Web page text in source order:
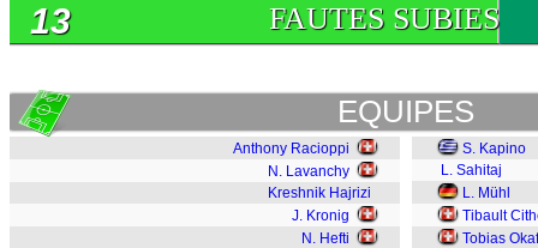
FAUTES SUBIES
13
EQUIPES
Anthony Racioppi
N. Lavanchy
Kreshnik Hajrizi
J. Kronig
N. Hefti
S. Kapino
L. Sahitaj
L. Mühl
Tibault
Tobias